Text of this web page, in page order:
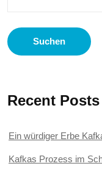
Suchen
Recent Posts
Ein würdiger Erbe
Kafkas Prozess im